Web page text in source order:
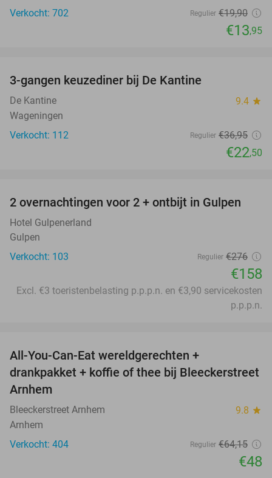
Verkocht: 702
Regulier €19,90
€13,95
3-gangen keuzediner bij De Kantine
De Kantine 9.4 star
Wageningen
Verkocht: 112
Regulier €36,95
€22,50
43%
2 overnachtingen voor 2 + ontbijt in Gulpen
Hotel Gulpenerland
Gulpen
Verkocht: 103
Regulier €276
€158
Excl. €3 toeristenbelasting p.p.p.n. en €3,90 servicekosten
p.p.p.n.
All-You-Can-Eat wereldgerechten +
drankpakket + koffie of thee bij Bleeckerstreet
Arnhem
Bleeckerstreet Arnhem 9.8 star
Arnhem
Verkocht: 404
Regulier €64,15
€48